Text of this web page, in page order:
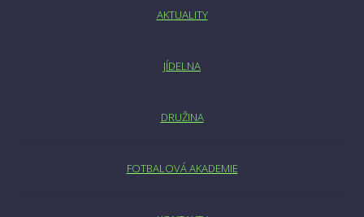
AKTUALITY
JÍDELNA
DRUŽINA
FOTBALOVÁ AKADEMIE